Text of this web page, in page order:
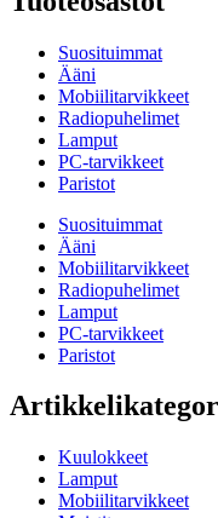
Suosituimmat
Ääni
Mobiilitarvikkeet
Radiopuhelimet
Lamput
PC-tarvikkeet
Paristot
Suosituimmat
Ääni
Mobiilitarvikkeet
Radiopuhelimet
Lamput
PC-tarvikkeet
Paristot
Kuulokkeet
Lamput
Mobiilitarvikkeet